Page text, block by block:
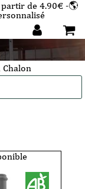
partir de 4.90€ -🌎